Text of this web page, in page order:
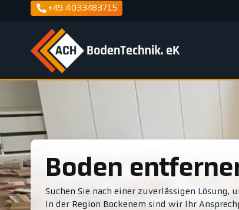
+49 4033483715
Boden
Suchen Sie nach einer zuverlässigen Lösung,
In der Region Bockenem sind wir Ihr